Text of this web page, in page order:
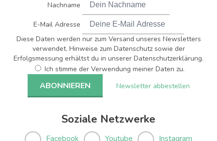
Nachname
E-Mail Adresse
Diese Daten werden nur zum Versand unseres Newsletters
verwendet. Hinweise zum Datenschutz sowie der
Erfolgsmessung erhältst du in unserer Datenschutzerklärung.
Ich stimme der Verwendung meiner Daten zu.
Newsletter abbestellen
Soziale Netzwerke
Facebook Youtube Instagram